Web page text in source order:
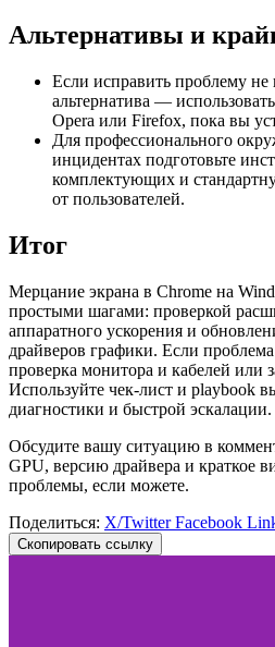
Альтернативы и
Если исправить проблему не
альтернатива —
Opera или Firefox, пока вы
Для профессионального
инцидентах подготовьте
комплектующих и
от пользователей.
Итог
Мерцание экрана в Chrome на
простыми шагами: проверкой
аппаратного ускорения и
драйверов графики. Если проблема
проверка монитора и кабелей или
Используйте чек-лист и playbook
диагностики и быстрой эскалации.
Обсудите вашу ситуацию в
GPU, версию драйвера и краткое
проблемы, если можете.
Поделиться: X/TwitterFacebook
Скопировать ссылку